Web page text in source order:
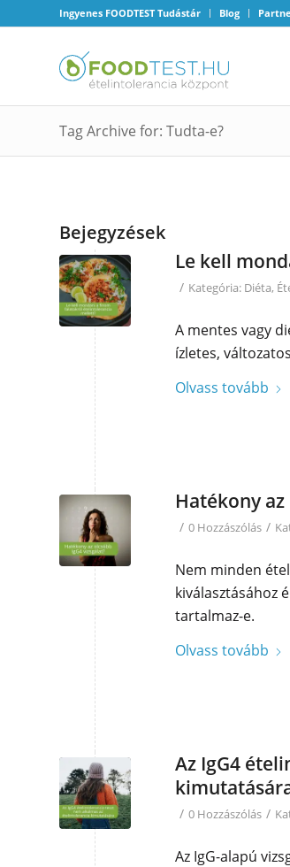
Ingyenes FOODTEST Tudástár Blog
Tag Archive for: Tudta-e?
Bejegyzések
Le kell
/ Kategória: Diéta,
A mentes vagy
ízletes,
Olvass tovább
Hatékony az
/ 0 Hozzászólás /
Nem minden
kiválasztásához
tartalmaz-e.
Olvass tovább
Az IgG4
/ 0 Hozzászólás /
Az IgG-alapú